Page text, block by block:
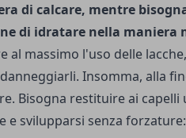
di calcare, mentre
di idratare nella maniera
al massimo l'uso delle
Insomma, alla
Bisogna restituire ai
e svilupparsi senza